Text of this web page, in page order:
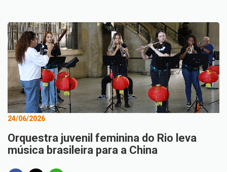
24/06/2026
Orquestra juvenil feminina do Rio leva
música brasileira para a China